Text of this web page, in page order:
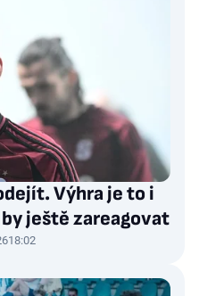
Výhra je to i
ještě zareagovat
18:02